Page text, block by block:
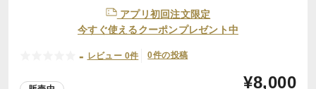
アプリ初回注文限定
今すぐ使えるクーポンプレゼント中
- レビュー 0件 0件の投稿
¥8,000